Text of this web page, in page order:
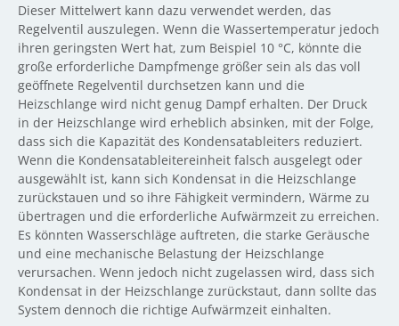
Dieser Mittelwert kann dazu verwendet werden, das
Regelventil auszulegen. Wenn die Wassertemperatur jedoch
ihren geringsten Wert hat, zum Beispiel 10 °C, könnte die
große erforderliche Dampfmenge größer sein als das voll
geöffnete Regelventil durchsetzen kann und die
Heizschlange wird nicht genug Dampf erhalten. Der Druck
in der Heizschlange wird erheblich absinken, mit der Folge,
dass sich die Kapazität des Kondensatableiters reduziert.
Wenn die Kondensatableitereinheit falsch ausgelegt oder
ausgewählt ist, kann sich Kondensat in die Heizschlange
zurückstauen und so ihre Fähigkeit vermindern, Wärme zu
übertragen und die erforderliche Aufwärmzeit zu erreichen.
Es könnten Wasserschläge auftreten, die starke Geräusche
und eine mechanische Belastung der Heizschlange
verursachen. Wenn jedoch nicht zugelassen wird, dass sich
Kondensat in der Heizschlange zurückstaut, dann sollte das
System dennoch die richtige Aufwärmzeit einhalten.